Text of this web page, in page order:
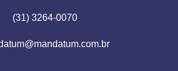
(31) 3264-0070